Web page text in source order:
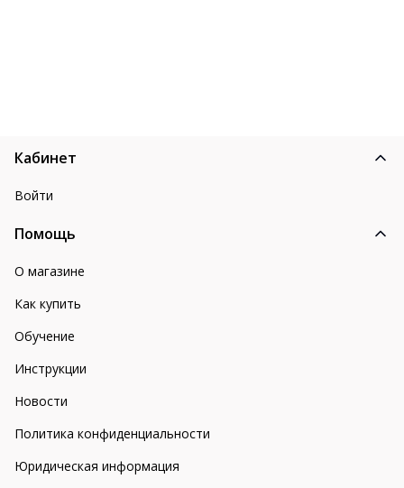
Кабинет
Войти
Помощь
О магазине
Как купить
Обучение
Инструкции
Новости
Политика конфиденциальности
Юридическая информация